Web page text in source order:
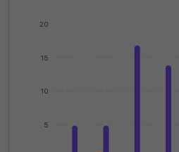
5
10
15
20